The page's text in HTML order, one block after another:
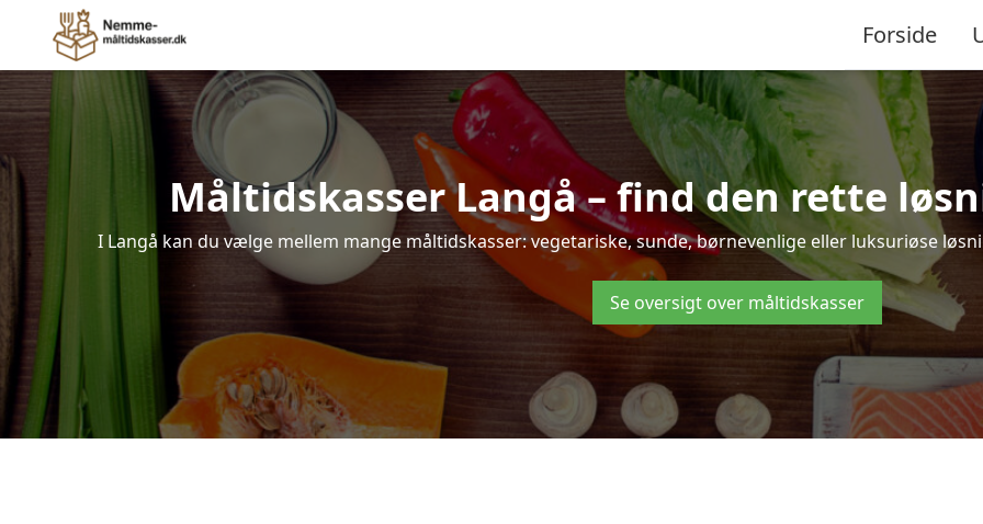
Forside
Måltidskasser Langå – find den rette
I Langå kan du vælge mellem mange måltidskasser: vegetariske, sunde, børnevenlige eller luksuriøse
Se oversigt over måltidskasser